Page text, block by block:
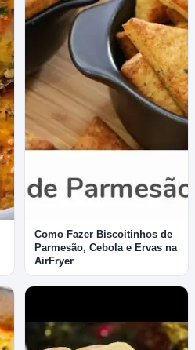
Como Fazer Biscoitinhos de
Parmesão, Cebola e Ervas na
AirFryer